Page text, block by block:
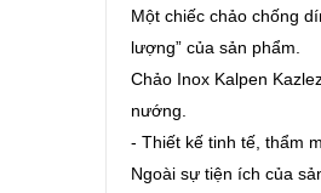
Một chiếc chảo chống
lượng” của sản phẩm.
Chảo Inox Kalpen
nướng.
- Thiết kế tinh tế, thẩm
Ngoài sự tiện ích của